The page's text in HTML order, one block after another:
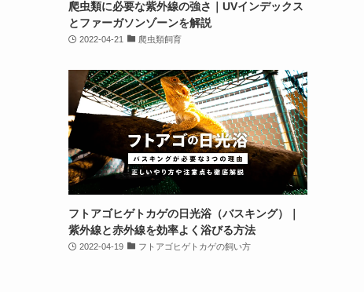
爬虫類に必要な紫外線の強さ｜UVインデックス
とファーガソンゾーンを解説
2022-04-21 爬虫類飼育
フトアゴヒゲトカゲの日光浴（バスキング）｜
紫外線と赤外線を効率よく浴びる方法
2022-04-19 フトアゴヒゲトカゲの飼い方